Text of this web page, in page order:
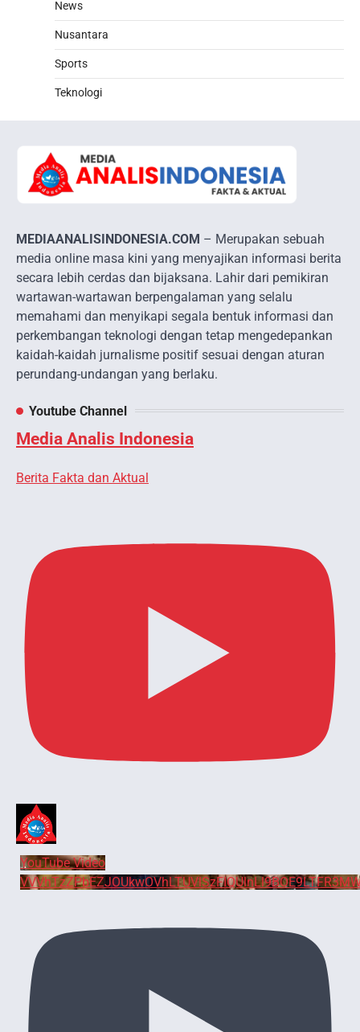
News
Nusantara
Sports
Teknologi
MEDIAANALISINDONESIA.COM – Merupakan sebuah
media online masa kini yang menyajikan informasi berita
secara lebih cerdas dan bijaksana. Lahir dari pemikiran
wartawan-wartawan berpengalaman yang selalu
memahami dan menyikapi segala bentuk informasi dan
perkembangan teknologi dengan tetap mengedepankan
kaidah-kaidah jurnalisme positif sesuai dengan aturan
perundang-undangan yang berlaku.
Youtube Channel
Media Analis Indonesia
Berita Fakta dan Aktual
YouTube Video